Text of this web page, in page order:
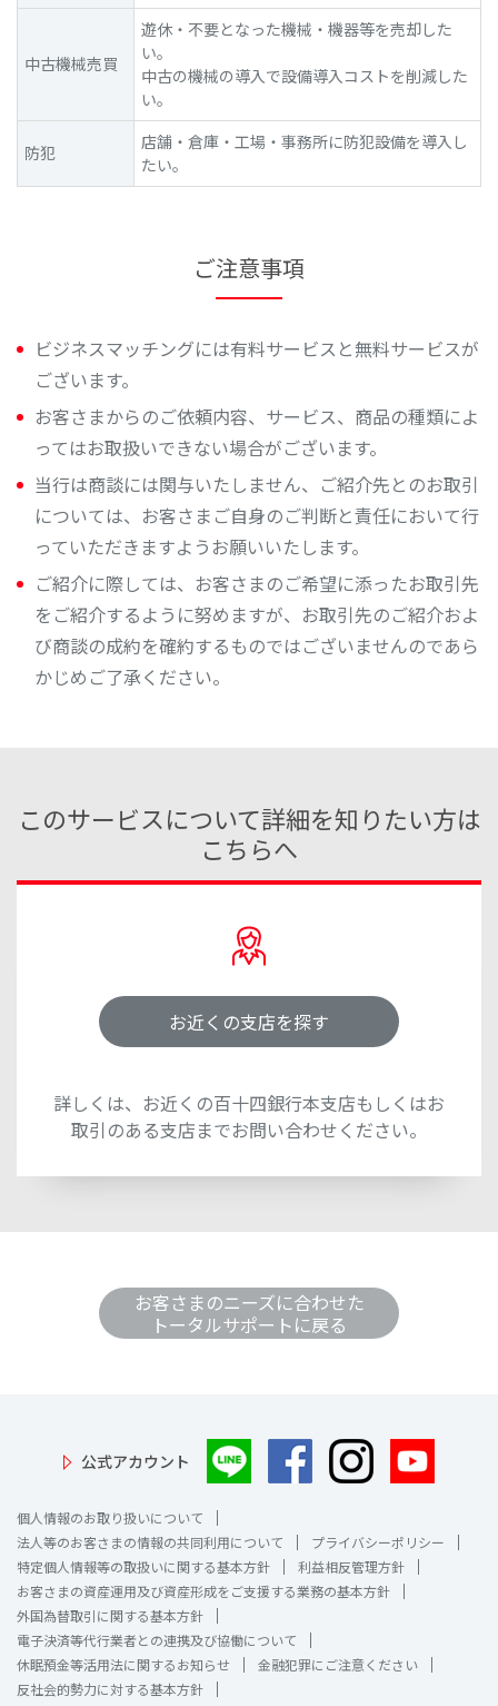
中古機械売買
遊休・不要となった機械・機器等を売却した
い。
中古の機械の導入で設備導入コストを削減した
い。
防犯
店舗・倉庫・工場・事務所に防犯設備を導入し
たい。
ご注意事項
ビジネスマッチングには有料サービスと無料サービスが
ございます。
お客さまからのご依頼内容、サービス、商品の種類によ
ってはお取扱いできない場合がございます。
当行は商談には関与いたしません、ご紹介先とのお取引
については、お客さまご自身のご判断と責任において行
っていただきますようお願いいたします。
ご紹介に際しては、お客さまのご希望に添ったお取引先
をご紹介するように努めますが、お取引先のご紹介およ
び商談の成約を確約するものではございませんのであら
かじめご了承ください。
このサービスについて詳細を知りたい方は
こちらへ
お近くの支店を探す
詳しくは、お近くの百十四銀行本支店もしくはお
取引のある支店までお問い合わせください。
お客さまのニーズに合わせた
トータルサポートに戻る
公式アカウント
個人情報のお取り扱いについて
法人等のお客さまの情報の共同利用について
プライバシーポリシー
特定個人情報等の取扱いに関する基本方針
利益相反管理方針
お客さまの資産運用及び資産形成をご支援する業務の基本方針
外国為替取引に関する基本方針
電子決済等代行業者との連携及び協働について
休眠預金等活用法に関するお知らせ
金融犯罪にご注意ください
反社会的勢力に対する基本方針